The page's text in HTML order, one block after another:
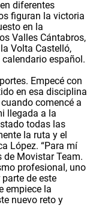
diferentes
figuran la victoria
en la
Valles Cántabros,
Volta Castelló,
español.
Empecé con
en esa disciplina
comencé a
llegada a la
todas las
la ruta y el
López. “Para mí
de Movistar Team.
profesional, uno
de este
empiece la
nuevo reto y